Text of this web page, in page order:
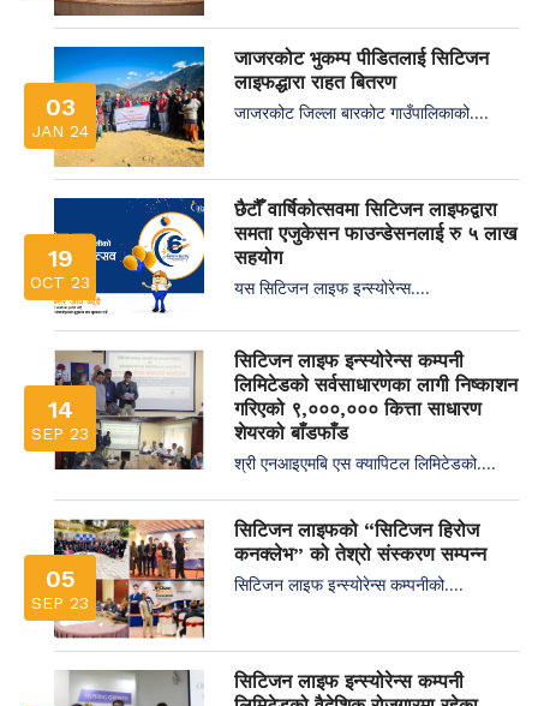
03
JAN 24
जाजरकोट भुकम्प पीडितलाई सिटिजन
लाइफद्धारा राहत बितरण
जाजरकोट जिल्ला बारकोट गाउँपालिकाको....
19
OCT 23
छैटौँ वार्षिकोत्सवमा सिटिजन लाइफद्वारा
समता एजुकेसन फाउन्डेसनलाई रु ५ लाख
सहयोग
यस सिटिजन लाइफ इन्स्योरेन्स....
14
SEP 23
सिटिजन लाइफ इन्स्योरेन्स कम्पनी
लिमिटेडको सर्वसाधारणका लागी निष्काशन
गरिएको ९,०००,००० कित्ता साधारण
शेयरको बाँडफाँड
श्री एनआइएमबि एस क्यापिटल लिमिटेडको....
05
SEP 23
सिटिजन लाइफको “सिटिजन हिरोज
कनक्लेभ” को तेश्रो संस्करण सम्पन्न
सिटिजन लाइफ इन्स्योरेन्स कम्पनीको....
सिटिजन लाइफ इन्स्योरेन्स कम्पनी